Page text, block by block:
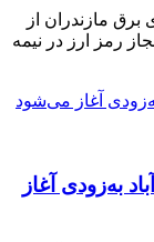
برق مازندران از
غیرمجاز رمز ارز در نیمه
محمودآباد به‌زودی آغاز